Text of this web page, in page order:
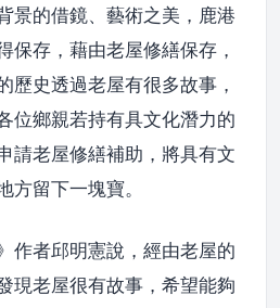
景的借鏡、藝術之美，鹿港
保存，藉由老屋修繕保存，
歷史透過老屋有很多故事，
位鄉親若持有具文化潛力的
請老屋修繕補助，將具有文
方留下一塊寶。
作者邱明憲說，經由老屋的
現老屋很有故事，希望能夠